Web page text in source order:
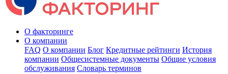
О факторинге
О компании
FAQ О компании Блог Кредитные рейтинги История
компании Общесистемные документы Общие условия
обслуживания Словарь терминов